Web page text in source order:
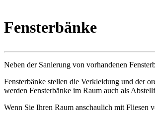
Fensterbänke
Neben der Sanierung von vorhandenen
Fensterbänke stellen die Verkleidung und der
werden Fensterbänke im Raum auch als
Wenn Sie Ihren Raum anschaulich mit Fliesen